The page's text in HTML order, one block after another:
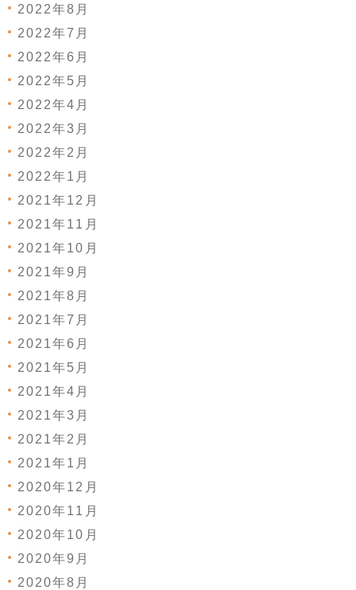
2022年8月
2022年7月
2022年6月
2022年5月
2022年4月
2022年3月
2022年2月
2022年1月
2021年12月
2021年11月
2021年10月
2021年9月
2021年8月
2021年7月
2021年6月
2021年5月
2021年4月
2021年3月
2021年2月
2021年1月
2020年12月
2020年11月
2020年10月
2020年9月
2020年8月